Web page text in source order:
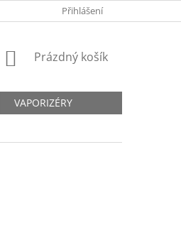
Přihlášení
NÁKUPNÍ
Prázdný košík
VAPORIZÉRY